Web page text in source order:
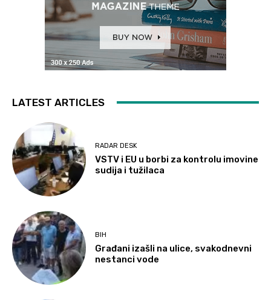
LATEST ARTICLES
RADAR DESK
VSTV i EU u borbi za kontrolu imovine
sudija i tužilaca
BIH
Građani izašli na ulice, svakodnevni
nestanci vode